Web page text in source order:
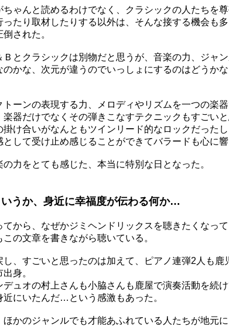
ゃんと読めるわけでなく、クラシックの人たちを
ったり取材したりする以外は、そんな接する機会も
された。
とクラシックは別物だと思うが、音楽の力、ジャ
のかな、次元が違うのでいっしょにするのはどうか
ーンの表現する力、メロディやリズムを一つの楽
楽器だけでなくその弾きこなすテクニックもすごい
掛け合いがなんともツインリード的なロックだった
して受け止め感じることができてバラードも心に響
力をとても感じた、本当に特別な日となった。
うか、身近に幸福度が伝わる何か…
から、なぜかジミヘンドリックスを聴きたくなっ
の文章を書きながら聴いている。
、すごいと思ったのは加えて、ピアノ連弾2人も鹿
身。
ュオの村上さんも小脇さんも鹿屋で演奏活動を続
近にいたんだ…という感激もあった。
かのジャンルでも才能あふれている人たちが地元